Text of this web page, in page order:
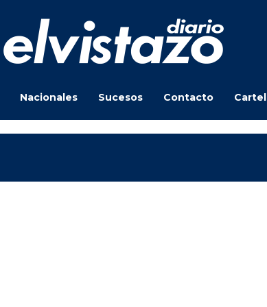
Nacionales Sucesos Contacto